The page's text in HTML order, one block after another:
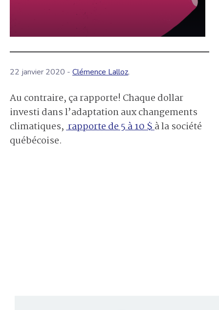
22 janvier 2020 - Clémence Lalloz,
Au contraire, ça rapporte! Chaque dollar
investi dans l’adaptation aux changements
climatiques,rapporte de 5 à 10 $à la société
québécoise.